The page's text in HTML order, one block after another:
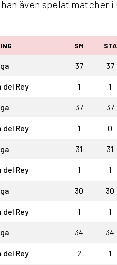
även spelat matcher i
SM STA
37 37
del Rey 1 1
37 37
del Rey 1 0
31 31
del Rey 1 1
30 30
del Rey 1 1
34 34
del Rey 2 1